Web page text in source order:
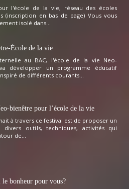
l'école de la vie, réseau des écoles
(inscription en bas de page) Vous vous
isolé dans...
École de la vie
au BAC, l'école de la vie Neo-
développer un programme éducatif
de différents courants...
bienêtre pour l’école de la vie
à travers ce festival est de proposer un
divers outils, techniques, activités qui
de...
le bonheur pour vous?